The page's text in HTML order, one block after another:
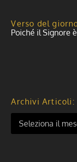
Verso del
Poiché il Signore
Archivi Articoli: